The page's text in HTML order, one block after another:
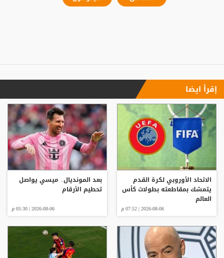
إقرأ ايضا
الاتحاد الأوروبي لكرة القدم
يتمسّك بمقاطعته بطولات كأس
العالم
2026-08-06 | 07:52 م
بعد المونديال.. ميسي يواصل
تحطيم الأرقام
2026-08-06 | 05:30 م